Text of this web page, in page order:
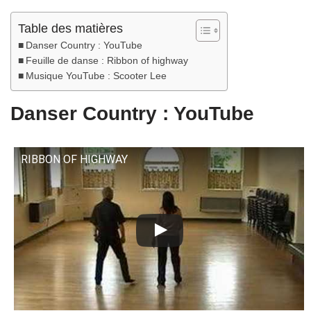
Table des matières
Danser Country : YouTube
Feuille de danse : Ribbon of highway
Musique YouTube : Scooter Lee
Danser Country : YouTube
RIBBON OF HIGHWAY